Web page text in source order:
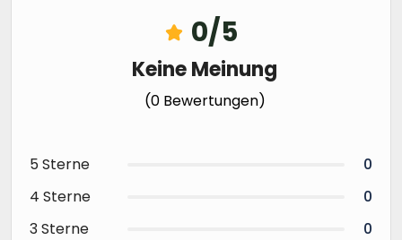
0/5
Keine Meinung
(0 Bewertungen)
5 Sterne
0
4 Sterne
0
3 Sterne
0